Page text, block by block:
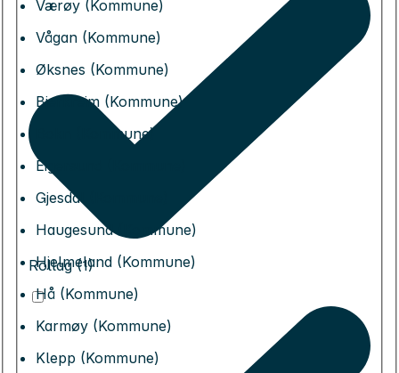
Værøy (Kommune)
Vågan (Kommune)
Øksnes (Kommune)
Bjerkreim (Kommune)
Bokn (Kommune)
Eigersund (Kommune)
Gjesdal (Kommune)
Haugesund (Kommune)
Hjelmeland (Kommune)
Hå (Kommune)
Karmøy (Kommune)
Klepp (Kommune)
Rollag (1)